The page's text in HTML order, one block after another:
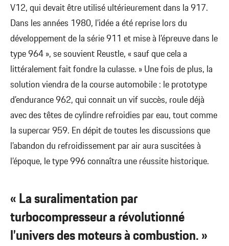
V12, qui devait être utilisé ultérieurement dans la 917.
Dans les années 1980, l’idée a été reprise lors du
développement de la série 911 et mise à l’épreuve dans le
type 964 », se souvient Reustle, « sauf que cela a
littéralement fait fondre la culasse. » Une fois de plus, la
solution viendra de la course automobile : le prototype
d’endurance 962, qui connait un vif succès, roule déjà
avec des têtes de cylindre refroidies par eau, tout comme
la supercar 959. En dépit de toutes les discussions que
l’abandon du refroidissement par air aura suscitées à
l’époque, le type 996 connaîtra une réussite historique.
« La suralimentation par
turbocompresseur a révolutionné
l’univers des moteurs à combustion. »